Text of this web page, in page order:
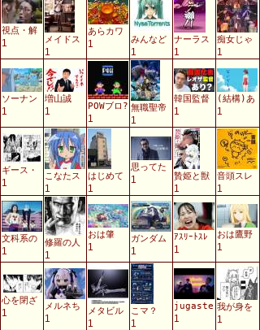
視点・解
1 メイドス
1
あらカワ
1 みんなど
1
ナーラス
1
痴女じゃ
1
ソーナン
1
増山誠
1 POWブロ?
1
無職聖帝
1
韓国監督
1
(結構)あ
1
ギース・
1
こなたス
1
はじめて
1
思ってた
1 贄姫と獣
1
音頭スレ
1
文科系の
1
修羅の人
1
おは肇
1
ガンダム
1
ｱｽﾘｰﾄｽﾚ
1
おは鷹野
1
心を閉ざ
1
メルネち
1
メタビル
1
こマ？
1
jugaste
1
我が身を
1